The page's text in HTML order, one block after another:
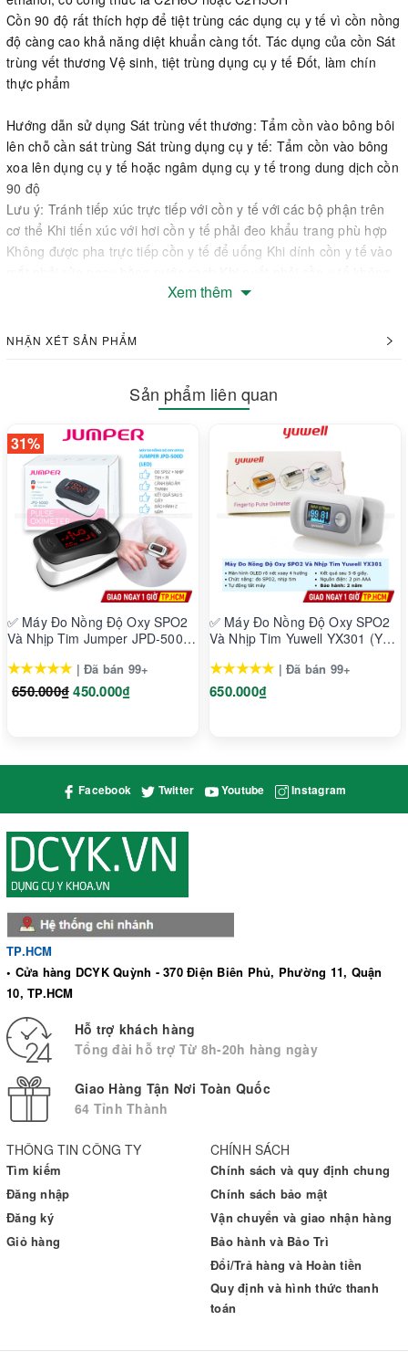
Cồn 90 độ rất thích hợp để tiệt trùng các dụng cụ y tế vì cồn nồng
độ càng cao khả năng diệt khuẩn càng tốt. Tác dụng của cồn Sát
trùng vết thương Vệ sinh, tiệt trùng dụng cụ y tế Đốt, làm chín
thực phẩm
Hướng dẫn sử dụng Sát trùng vết thương: Tẩm cồn vào bông bôi
lên chỗ cần sát trùng Sát trùng dụng cụ y tế: Tẩm cồn vào bông
xoa lên dụng cụ y tế hoặc ngâm dụng cụ y tế trong dung dịch cồn
90 độ
Lưu ý: Tránh tiếp xúc trực tiếp với cồn y tế với các bộ phận trên
cơ thể Khi tiến xúc với hơi cồn y tế phải đeo khẩu trang phù hợp
Không được pha trực tiếp cồn y tế để uống Khi dính cồn y tế vào
cố gây nôn, uống ngay nước lọc và đưa đến cơ sở y tế gần nhất.
#70độ #90độ #ethenol #adn #cồn
Đức, Thành phố Hồ Chí Minh
Xem thêm
NHẬN XÉT SẢN PHẨM
Sản phẩm liên quan
31%
✅ Máy Đo Nồng Độ Oxy SPO2
Và Nhịp Tim Jumper JPD-500D
★★★★★ | Đã bán 99+
650.000₫450.000₫
✅ Máy Đo Nồng Độ Oxy SPO2
Và Nhịp Tim Yuwell YX301 (YX-
★★★★★ | Đã bán 99+
650.000₫
Facebook Twitter Youtube Instagram
THÔNG TIN CÔNG TY
Tìm kiếm
Đăng nhập
Đăng ký
Giỏ hàng
CHÍNH SÁCH
Chính sách và quy định chung
Chính sách bảo mật
Vận chuyển và giao nhận hàng
Bảo hành và Bảo Trì
Đổi/Trả hàng và Hoàn tiền
Quy định và hình thức thanh
toán
TP.HCM
• Cửa hàng DCYK Quỳnh - 370 Điện Biên Phủ, Phường 11, Quận
10, TP.HCM
Hỗ trợ khách hàng
Tổng đài hỗ trợ Từ 8h-20h hàng ngày
Giao Hàng Tận Nơi Toàn Quốc
64 Tỉnh Thành